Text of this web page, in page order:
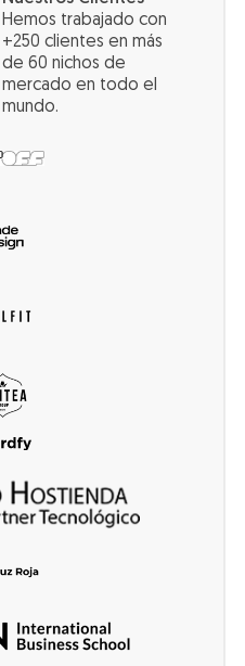
Hemos trabajado con
+250 clientes en más
de 60 nichos de
mercado en todo el
mundo.